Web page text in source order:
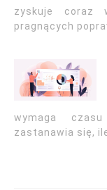
zyskuje coraz
pragnących
wymaga
zastanawia się,